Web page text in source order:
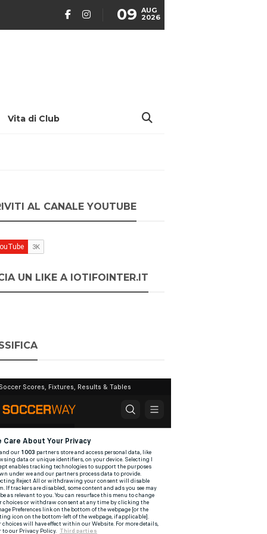
09 AUG
2026
Vita di Club
AL CANALE YOUTUBE
UN LIKE A IOTIFOINTER.IT